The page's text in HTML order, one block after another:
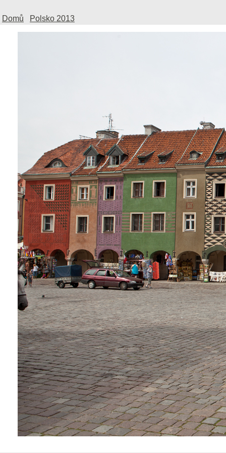
Domů Polsko 2013